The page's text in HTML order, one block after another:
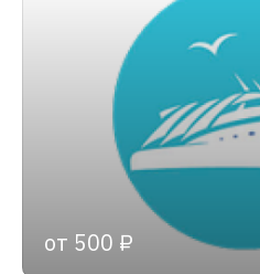
от 500 ₽